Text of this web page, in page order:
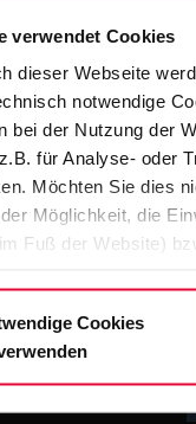
verwendet Cookies
dieser Webseite
notwendige
bei der Nutzung der
für Analyse- oder
Möchten Sie dies
Möglichkeit, die
Fuß der Website)
Cookies